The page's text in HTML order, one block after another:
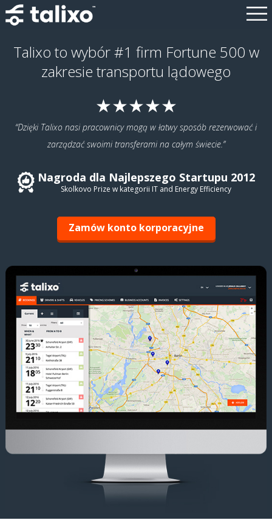
Talixo to wybór #1 firm Fortune 500 w
zakresie transportu lądowego
★★★★★
Dzięki Talixo nasi pracownicy mogą w łatwy sposób rezerwować i
zarządzać swoimi transferami na całym świecie.
Nagroda dla Najlepszego Startupu 2012
Skolkovo Prize w kategorii IT and Energy Efficiency
Zamów konto korporacyjne